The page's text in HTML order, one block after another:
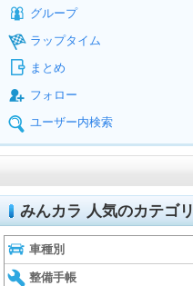
グループ
ラップタイム
まとめ
フォロー
ユーザー内検索
みんカラ 人気のカテゴリ
車種別
整備手帳